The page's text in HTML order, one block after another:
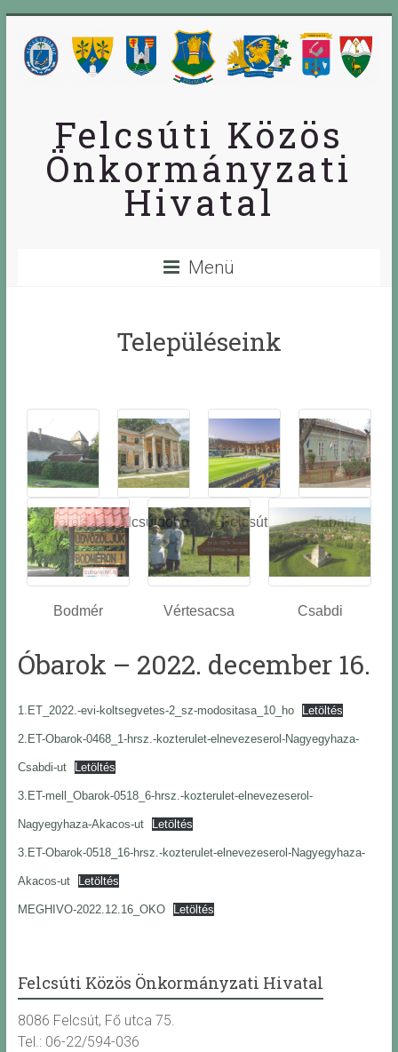
Felcsúti Közös
Önkormányzati
Hivatal
Menü
Településeink
Óbarok
Alcsútdobo
z
Felcsút Tabajd
Bodmér Vértesacsa Csabdi
Óbarok – 2022. december 16.
1.ET_2022.-evi-koltsegvetes-2_sz-modositasa_10_ho Letöltés
2.ET-Obarok-0468_1-hrsz.-kozterulet-elnevezeserol-Nagyegyhaza-
Csabdi-ut Letöltés
3.ET-mell_Obarok-0518_6-hrsz.-kozterulet-elnevezeserol-
Nagyegyhaza-Akacos-ut Letöltés
3.ET-Obarok-0518_16-hrsz.-kozterulet-elnevezeserol-Nagyegyhaza-
Akacos-ut Letöltés
MEGHIVO-2022.12.16_OKO Letöltés
Felcsúti Közös Önkormányzati Hivatal
8086 Felcsút, Fő utca 75.
Tel.: 06-22/594-036